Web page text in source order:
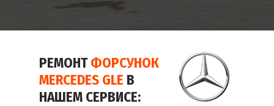
РЕМОНТФОРСУНОК
MERCEDES GLE В
НАШЕМ СЕРВИСЕ: